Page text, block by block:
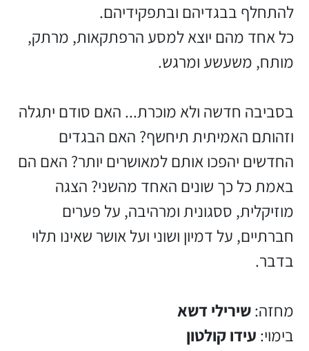
להתחלף בבגדיהם ובתפקידיהם.
כל אחד מהם יוצא למסע הרפתקאות, מרתק,
מותח, משעשע ומרגש.
בסביבה חדשה ולא מוכרת... האם סודם יתגלה
וזהותם האמיתית תיחשף? האם הבגדים
החדשים יהפכו אותם למאושרים יותר? האם הם
באמת כל כך שונים האחד מהשני? הצגה
מוזיקלית, ססגונית ומרהיבה, על פערים
חברתיים, על דמיון ושוני ועל אושר שאינו תלוי
בדבר.
מחזה:שירילי דשא
בימוי: עידו קולטון